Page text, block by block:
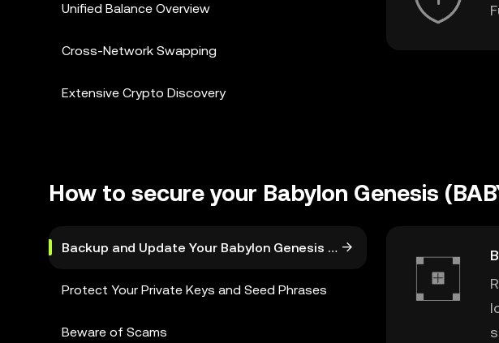
Unified Balance Overview
Cross-Network Swapping
Extensive Crypto Discovery
How to secure your Babylon Genesis
Backup and Update Your Babylon Genesis Wallet
Protect Your Private Keys and Seed Phrases
Beware of Scams